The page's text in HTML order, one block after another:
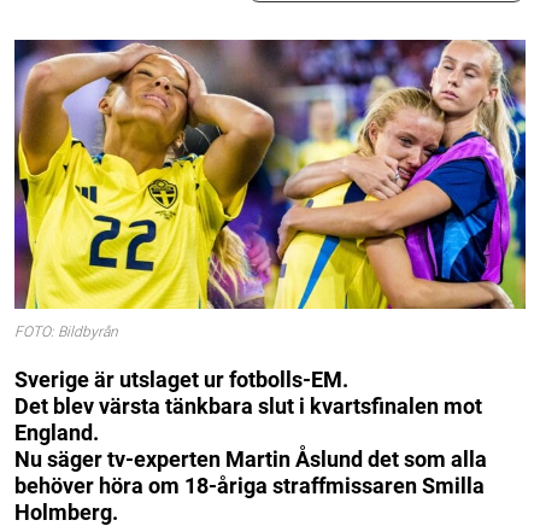
FOTO: Bildbyrån
Sverige är utslaget ur fotbolls-EM.
Det blev värsta tänkbara slut i kvartsfinalen mot
England.
Nu säger tv-experten Martin Åslund det som alla
behöver höra om 18-åriga straffmissaren Smilla
Holmberg.